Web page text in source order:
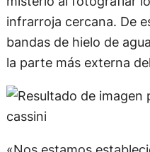
infrarroja cercana. De
bandas de hielo de
la parte más externa